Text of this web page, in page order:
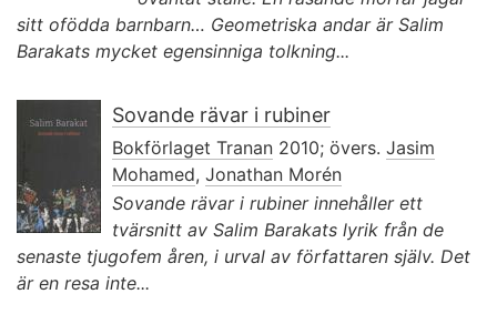
sitt ofödda barnbarn… Geometriska andar är Salim
Barakats mycket egensinniga tolkning...
Sovande rävar i rubiner
Bokförlaget Tranan 2010; övers. Jasim
Mohamed, Jonathan Morén
Sovande rävar i rubiner innehåller ett
tvärsnitt av Salim Barakats lyrik från de
senaste tjugofem åren, i urval av författaren själv. Det
är en resa inte...